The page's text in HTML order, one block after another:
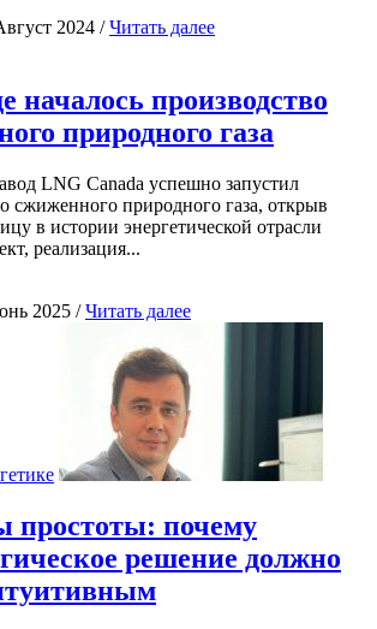
2024 /Читать далее
началось производство
природного газа
LNG Canada успешно запустил
сжиженного природного газа, открыв
в истории энергетической отрасли
реализация...
2025 /Читать далее
простоты: почему
решение должно